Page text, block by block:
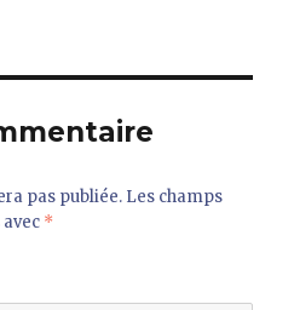
pas publiée. Les champs
*